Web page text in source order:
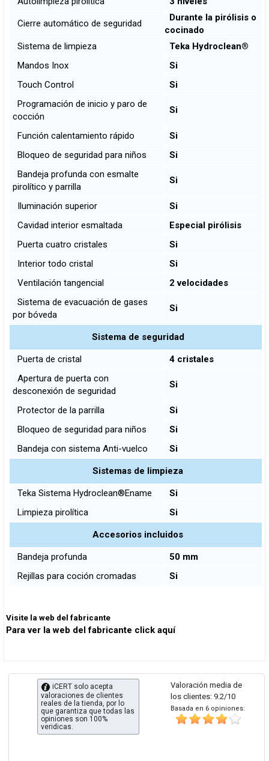
Cierre automático de seguridad
Durante la pirólisis o
cocinado
Sistema de limpieza
Teka Hydroclean®
Mandos Inox
Si
Touch Control
Si
Programación de inicio y paro de
cocción
Si
Función calentamiento rápido
Si
Bloqueo de seguridad para niños
Si
Bandeja profunda con esmalte
pirolítico y parrilla
Si
Iluminación superior
Si
Cavidad interior esmaltada
Especial pirólisis
Puerta cuatro cristales
Si
Interior todo cristal
Si
Ventilación tangencial
2 velocidades
Sistema de evacuación de gases
por bóveda
Si
Sistema de seguridad
Puerta de cristal
4 cristales
Apertura de puerta con
desconexión de seguridad
Si
Protector de la parrilla
Si
Bloqueo de seguridad para niños
Si
Bandeja con sistema Anti-vuelco
Si
Sistemas de limpieza
Teka Sistema Hydroclean®Ename
Si
Limpieza pirolítica
Si
Accesorios incluidos
Bandeja profunda
50 mm
Rejillas para coción cromadas
Si
Visite la web del fabricante
Para ver la web del fabricante click aquí
Valoración media de
los clientes: 9.2/10
Basada en 6 opiniones:
iCERT solo acepta
valoraciones de clientes
reales de la tienda, por lo
que garantiza que todas las
opiniones son 100%
veridicas.